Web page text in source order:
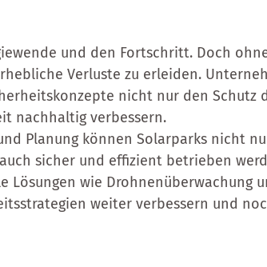
und den Fortschritt. Doch
Verluste zu erleiden.
nicht nur den Schutz
nachhaltig verbessern.
Planung können Solarparks nicht
sicher und effizient betrieben
Lösungen wie Drohnenüberwachung
weiter verbessern und